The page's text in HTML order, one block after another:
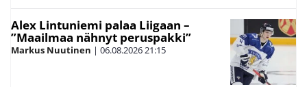
Alex Lintuniemi palaa Liigaan –
”Maailmaa nähnyt peruspakki”
Markus Nuutinen | 06.08.202621:15